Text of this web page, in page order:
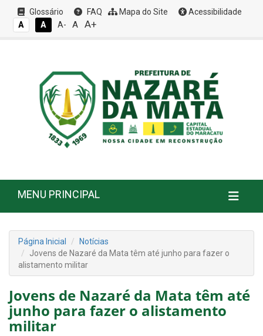
Glossário FAQ Mapa do Site
Acessibilidade
A
A A- A A+
MENU PRINCIPAL
Página Inicial
Notícias
Jovens de Nazaré da Mata têm até junho para fazer o
alistamento militar
Jovens de Nazaré da Mata têm até
junho para fazer o alistamento
militar